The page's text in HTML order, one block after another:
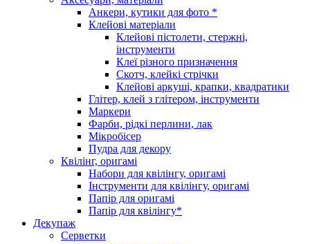
Анкери, кутики для фото *
Клейові матеріали
Клейові пістолети, стержні,
інструменти
Клеї різного призначення
Скотч, клейкі стрічки
Клейові аркуші, крапки, квадратики
Глітер, клей з глітером, інструменти
Маркери
Фарби, рідкі перлини, лак
Мікробісер
Пудра для декору
Квілінг, оригамі
Набори для квілінгу, оригамі
Інструменти для квілінгу, оригамі
Папір для оригамі
Папір для квілінгу*
Декупаж
Серветки